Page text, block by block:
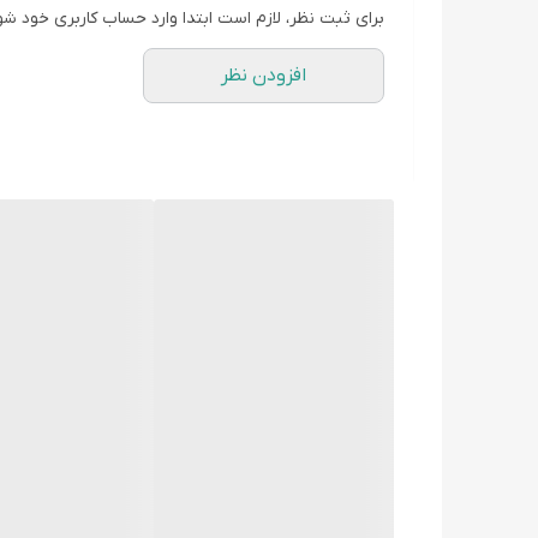
برای ثبت نظر، لازم است ابتدا وارد حساب کاربری خود
افزودن نظر